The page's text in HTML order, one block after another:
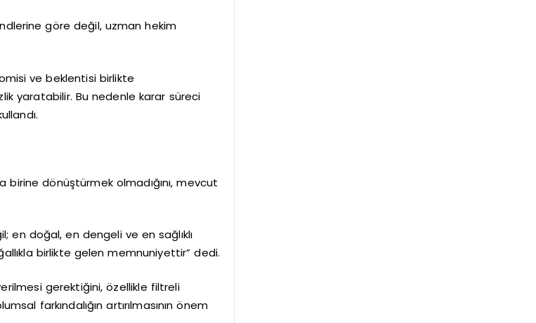
göre değil, uzman hekim
ve beklentisi birlikte
yaratabilir. Bu nedenle karar süreci
birine dönüştürmek olmadığını, mevcut
en doğal, en dengeli ve en sağlıklı
birlikte gelen memnuniyettir” dedi.
gerektiğini, özellikle filtreli
farkındalığın artırılmasının önem